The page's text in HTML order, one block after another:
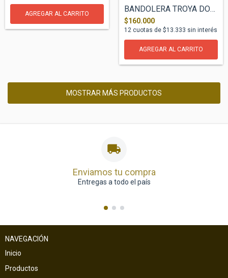
BANDOLERA TROYA DONNA BEIGE
$160.000
12 cuotas de $13.333 sin interés
MOSTRAR MÁS PRODUCTOS
Enviamos tu compra
Entregas a todo el país
NAVEGACIÓN
Inicio
Productos